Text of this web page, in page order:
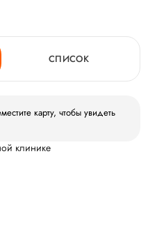
СПИСОК
карту, чтобы увидеть
клинике